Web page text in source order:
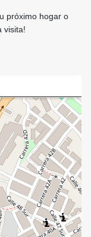
próximo hogar o
visita!